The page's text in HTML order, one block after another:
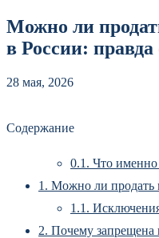
Можно ли
в России: правда
28 мая, 2026
Содержание
0.1. Что именно
1. Можно ли продать
1.1.
2. Почему запрещена